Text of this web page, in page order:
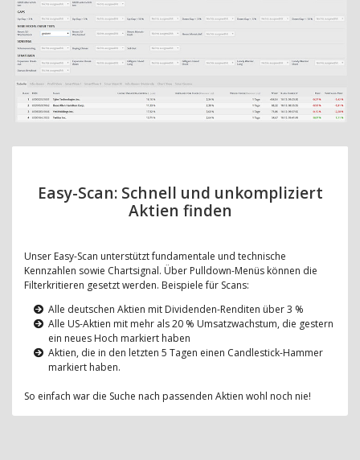
Easy-Scan: Schnell und unkompliziert
Aktien finden
Unser Easy-Scan unterstützt fundamentale und technische
Kennzahlen sowie Chartsignal. Über Pulldown-Menüs können die
Filterkritieren gesetzt werden. Beispiele für Scans:
Alle deutschen Aktien mit Dividenden-Renditen über 3 %
Alle US-Aktien mit mehr als 20 % Umsatzwachstum, die gestern
ein neues Hoch markiert haben
Aktien, die in den letzten 5 Tagen einen Candlestick-Hammer
markiert haben.
So einfach war die Suche nach passenden Aktien wohl noch nie!